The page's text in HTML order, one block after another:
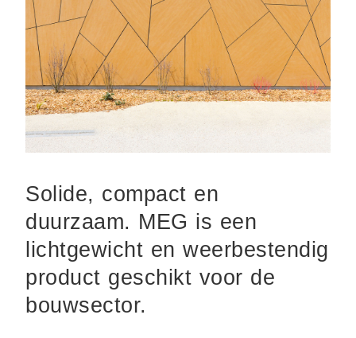
Solide, compact en
duurzaam. MEG is een
lichtgewicht en weerbestendig
product geschikt voor de
bouwsector.